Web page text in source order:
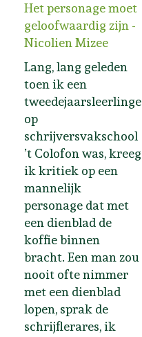
Het personage moet
geloofwaardig zijn -
Nicolien Mizee
Lang, lang geleden
toen ik een
tweedejaarsleerlinge
op
schrijversvakschool
’t Colofon was, kreeg
ik kritiek op een
mannelijk
personage dat met
een dienblad de
koffie binnen
bracht. Een man zou
nooit ofte nimmer
met een dienblad
lopen, sprak de
schrijflerares, ik